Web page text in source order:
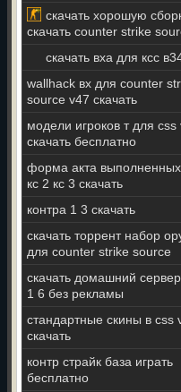
скачать хорошую
скачать counter strike
скачать вха для ксс
wallhack вх для counter
source v47 скачать
модели игроков т для css
скачать бесплатно
форма акта
кс 2 кс 3 скачать
контра 1 3 скачать
скачать торрент набор
для counter strike source
скачать домашний
1 6 без рекламы
стандартные скины в css
скачать
контр страйк база играть
бесплатно